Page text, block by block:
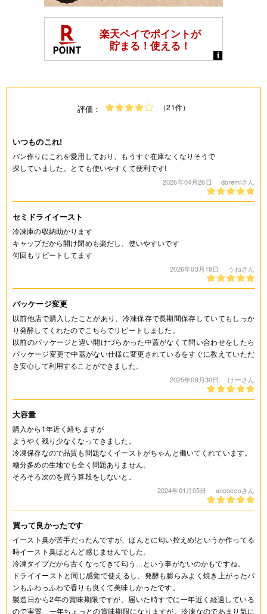
評価： （21件）
いつものこれ!
パン作りにこれを愛用しており、もうすぐ在庫なくなりそうで
探していました。とても使いやすくて便利です!
2026年04月26日 doremiさん
セミドライイースト
冷凍庫の収納助かります
キャップだから開け閉めも楽だし、使いやすいです
何回もリピートしてます
2026年03月18日 うねさん
パッケージ変更
以前他店で購入したことがあり、冷凍保存で長期間保存していてもしっか
り発酵してくれたのでこちらでリピートしました。
以前のパッケージと違い開けづらかった中蓋がなくて問い合わせをしたら
パッケージ変更で中蓋がない仕様に変更されているをすぐに教えていただ
き安心して利用することができました。
2025年09月30日 けーさん
大容量
購入から1年近く経ちますが
ようやく残り少なくなってきました。
冷凍保存なので品質も問題なくイーストがちゃんと働いてくれています。
糖分多めの生地でも全く問題ありません。
そろそろ次のを買う算段をしないと。
2024年01月05日 ancoccoさん
買って良かったです
イースト臭が苦手だったんですが、ほんとに匂い控えめ!というか作ってる
時イースト臭ほとんど感じませんでした。
冷凍タイプだから古くなってきて匂う…という事がないのかもですね。
ドライイーストと同じ感覚で使えるし、発酵も膨らみよく焼き上がったパ
ンもふわっふわで香りも良くて美味しかったです。
製造日から2年の賞味期限ですが、届いた時すでに一年近く経過している
ので実質、一年ちょっとの賞味期限になりますが、冷凍なのであまり気に